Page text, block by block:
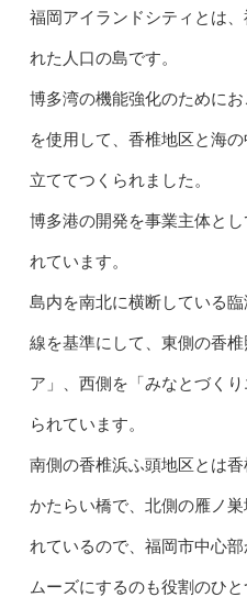
福岡アイランドシティとは
れた人口の島です。
博多湾の機能強化のために
を使用して、香椎地区と海
立ててつくられました。
博多港の開発を事業主体と
れています。
島内を南北に横断している
線を基準にして、東側の香
ア」、西側を「みなとづく
られています。
南側の香椎浜ふ頭地区とは
かたらい橋で、北側の雁ノ
れているので、福岡市中心
ムーズにするのも役割のひと